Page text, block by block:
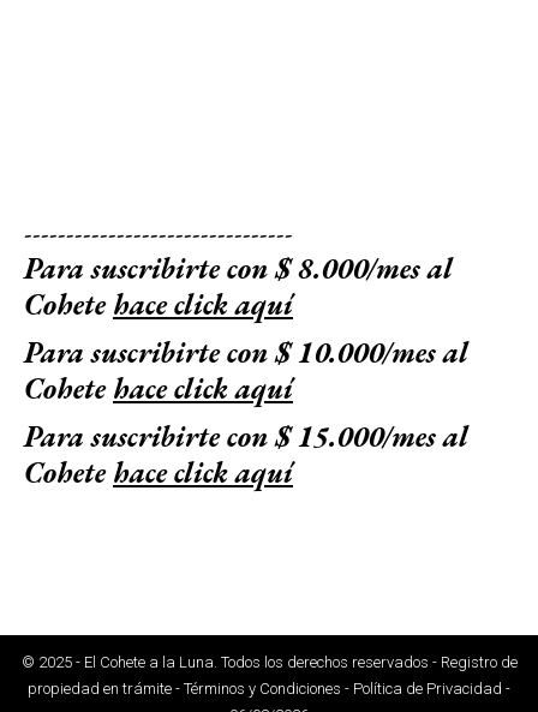
--------------------------------
Para suscribirte con $ 8.000/mes al
Cohetehace click aquí
Para suscribirte con $ 10.000/mes al
Cohetehace click aquí
Para suscribirte con $ 15.000/mes al
Cohetehace click aquí
© 2025 - El Cohete a la Luna. Todos los derechos reservados - Registro de
propiedad en trámite - Términos y Condiciones - Política de Privacidad -